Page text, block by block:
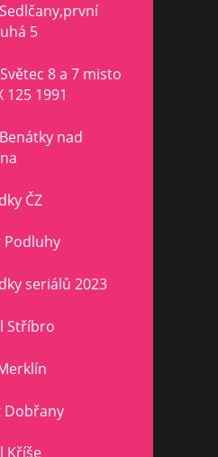
5
8 a 7 misto
125 1991
nad
ČZ
Podluhy
seriálů 2023
Stříbro
Dobřany
Kříše